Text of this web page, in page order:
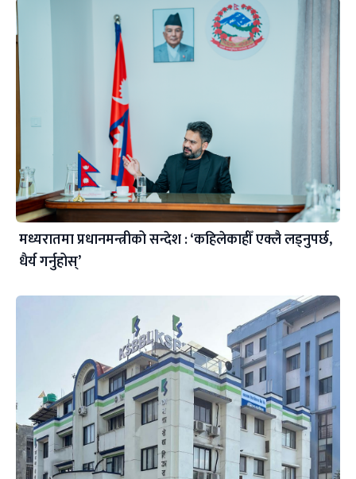
मध्यरातमा प्रधानमन्त्रीको सन्देश : ‘कहिलेकाहीँ एक्लै लड्नुपर्छ,
धैर्य गर्नुहोस्’